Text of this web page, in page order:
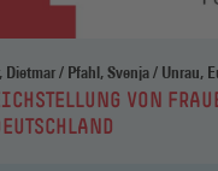
Lott, Yvonne / Hobler, Dietmar /
VON